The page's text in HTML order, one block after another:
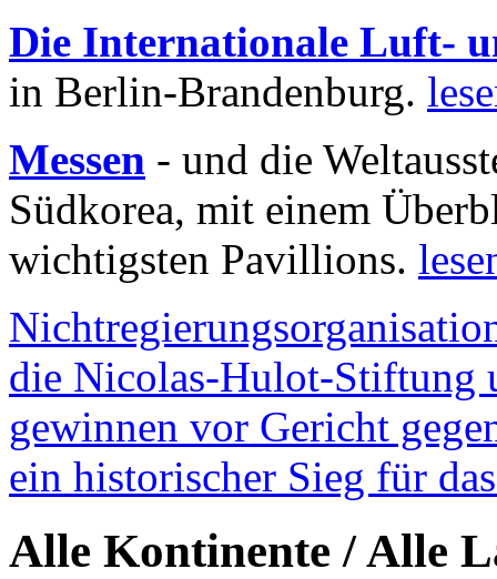
Die Internationale Luft-
in Berlin-Brandenburg.
Messen - und die
Südkorea, mit einem
wichtigsten Pavillions.
die Nicolas-Hulot-Stiftung
gewinnen vor Gericht
ein historischer Sieg für
Alle Kontinente / Alle